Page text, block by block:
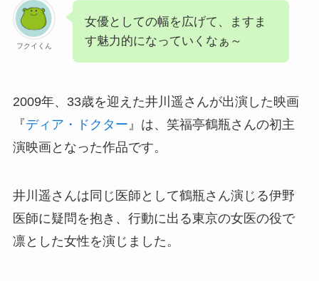
フクイくん
女優としての幅を広げて、ますま
す魅力的になっていくなぁ～
2009年、33歳を迎えた井川遥さんが出演した映画
『ディア・ドクター』は、笑福亭鶴瓶さんの初主
演映画となった作品です。
井川遥さんは同じ医師として鶴瓶さん演じる伊野
医師に疑問を抱き、行動に出る東京の女医の役で
凛とした女性を演じました。